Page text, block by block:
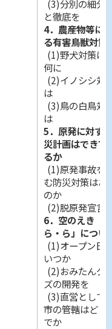
(3)分別の細分
と徹底を
4．農産物等に
る有害鳥獣対策
(1)野犬対策は
何に
(2)イノシシ対
は
(3)鳥の白鳥対
は
5．原発に対す
災計画はできて
るか
(1)原発事故を
む防災対策はあ
のか
(2)脱原発宣言
6．空のえき「
ら・ら」につい
(1)オープン日
いつか
(2)おみたんグ
ズの開発を
(3)直営として
市の管轄はどこ
でか